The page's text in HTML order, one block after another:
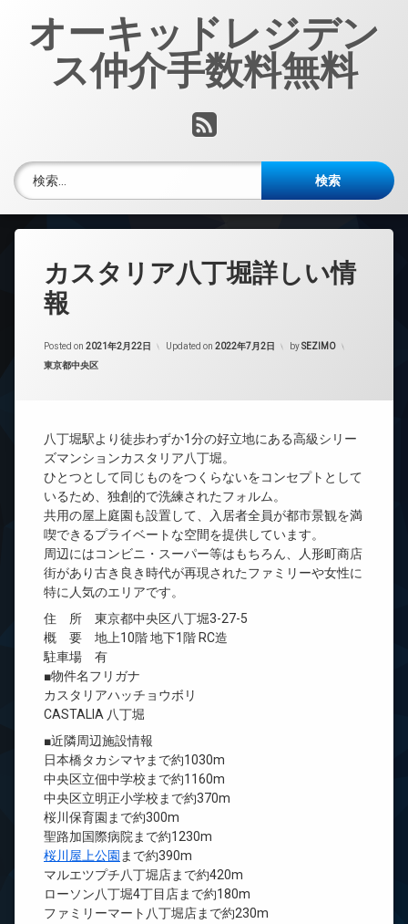
オーキッドレジデン
ス仲介手数料無料
RSS
検索:
カスタリア八丁堀詳しい情
報
Posted on 2021年2月22日 Updated on 2022年7月2日 bySEZIMO
カテゴリー:
東京都中央区
八丁堀駅より徒歩わずか1分の好立地にある高級シリー
ズマンションカスタリア八丁堀。
ひとつとして同じものをつくらないをコンセプトとして
いるため、独創的で洗練されたフォルム。
共用の屋上庭園も設置して、入居者全員が都市景観を満
喫できるプライベートな空間を提供しています。
周辺にはコンビニ・スーパー等はもちろん、人形町商店
街があり古き良き時代が再現されたファミリーや女性に
特に人気のエリアです。
住 所 東京都中央区八丁堀3-27-5
概 要 地上10階 地下1階 RC造
駐車場 有
■物件名フリガナ
カスタリアハッチョウボリ
CASTALIA 八丁堀
■近隣周辺施設情報
日本橋タカシマヤまで約1030m
中央区立佃中学校まで約1160m
中央区立明正小学校まで約370m
桜川保育園まで約300m
聖路加国際病院まで約1230m
桜川屋上公園 まで約390m
マルエツプチ八丁堀店まで約420m
ローソン八丁堀4丁目店まで約180m
ファミリーマート八丁堀店まで約230m